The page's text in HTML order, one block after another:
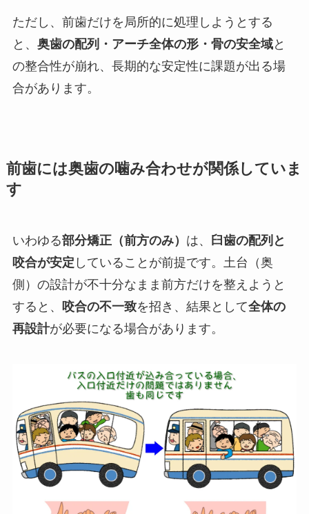
ただし、前歯だけを局所的に処理しようとする
と、 奥歯の配列・アーチ全体の形・骨の安全域と
の整合性が崩れ、長期的な安定性に課題が出る場
合があります。
前歯には奥歯の噛み合わせが関係していま
す
いわゆる部分矯正（前方のみ） は、
臼歯の配列と
咬合が安定 していることが前提です。土台（奥
側）の設計が不十分なまま前方だけを整えようと
すると、
咬合の不一致を招き、結果として全体の
再設計が必要になる場合があります。